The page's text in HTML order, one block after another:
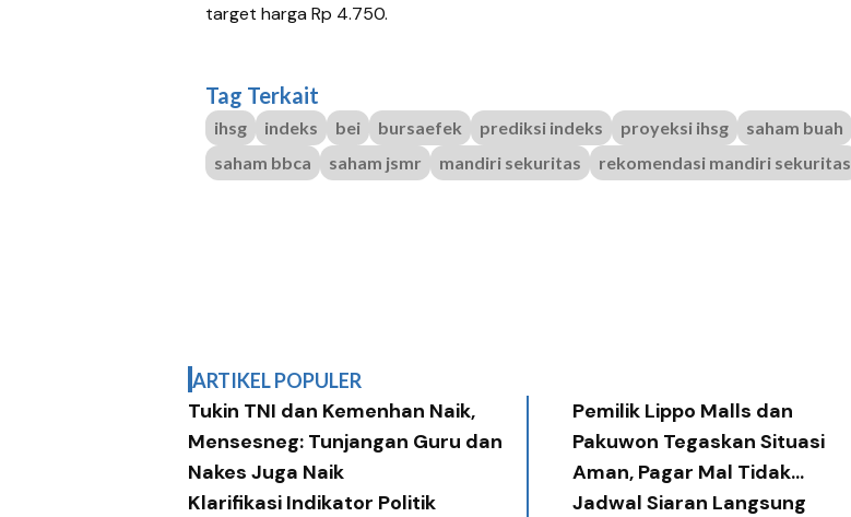
target harga Rp 4.750.
Tag Terkait
ihsg indeks bei bursaefek prediksi indeks proyeksi ihsg
saham buah
saham bbca
saham jsmr mandiri sekuritas rekomendasi mandiri sekuritas
ARTIKEL POPULER
Tukin TNI dan Kemenhan Naik,
Mensesneg: Tunjangan Guru dan
Nakes Juga Naik
Pemilik Lippo Malls dan
Pakuwon Tegaskan Situasi
Aman, Pagar Mal Tidak
Diperlukan
Klarifikasi Indikator Politik
Jadwal Siaran Langsung